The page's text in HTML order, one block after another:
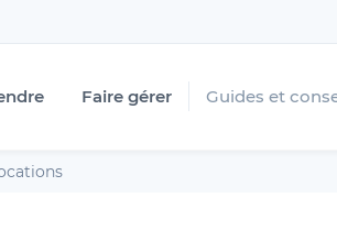
Faire gérer Guides et